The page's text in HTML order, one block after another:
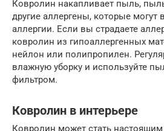
Ковролин накапливает пыль,
другие аллергены, которые
аллергии. Если вы страдаете
ковролин из гипоаллергенных
нейлон или полипропилен.
влажную уборку и используйте
фильтром.
Ковролин в интерьере
Ковролин может стать